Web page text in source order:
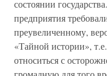
состоянии
предприятия
преувеличенному,
«Тайной истории»,
относиться с